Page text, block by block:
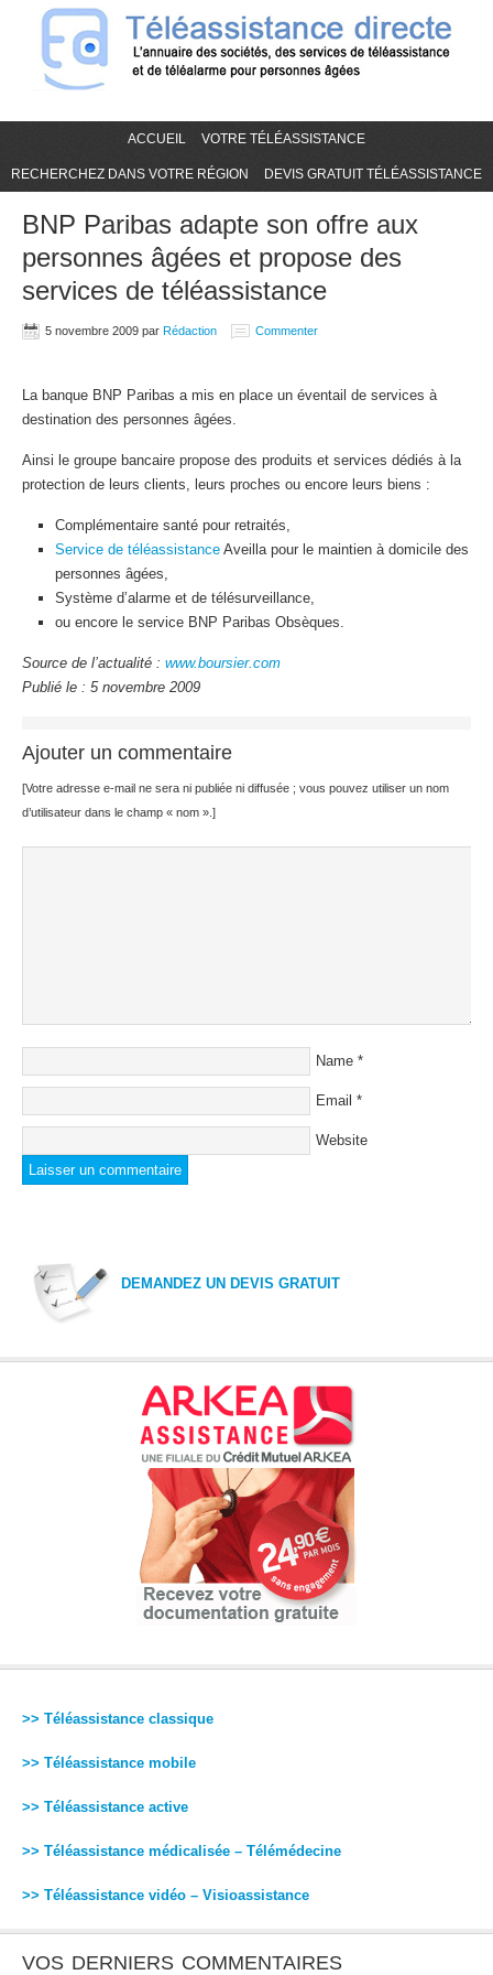
ACCUEIL VOTRE TÉLÉASSISTANCE
RECHERCHEZ DANS VOTRE RÉGION DEVIS GRATUIT TÉLÉASSISTANCE
BNP Paribas adapte son offre aux
personnes âgées et propose des
services de téléassistance
5 novembre 2009 par Rédaction Commenter
La banque BNP Paribas a mis en place un éventail de services à
destination des personnes âgées.
Ainsi le groupe bancaire propose des produits et services dédiés à la
protection de leurs clients, leurs proches ou encore leurs biens :
Complémentaire santé pour retraités,
Service de téléassistance Aveilla pour le maintien à domicile des
personnes âgées,
Système d’alarme et de télésurveillance,
ou encore le service BNP Paribas Obsèques.
Source de l’actualité : www.boursier.com
Publié le : 5 novembre 2009
Ajouter un commentaire
[Votre adresse e-mail ne sera ni publiée ni diffusée ; vous pouvez utiliser un nom
d’utilisateur dans le champ « nom ».]
Name *
Email *
Website
DEMANDEZ UN DEVIS GRATUIT
>> Téléassistance classique
>> Téléassistance mobile
>> Téléassistance active
>> Téléassistance médicalisée – Télémédecine
>> Téléassistance vidéo – Visioassistance
VOS DERNIERS COMMENTAIRES